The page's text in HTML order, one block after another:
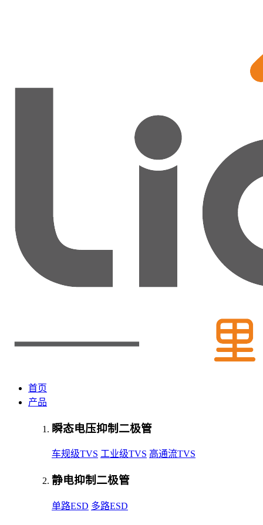
首页
产品
瞬态电压抑制二极管
车规级TVS 工业级TVS 高通流TVS
静电抑制二极管
单路ESD 多路ESD